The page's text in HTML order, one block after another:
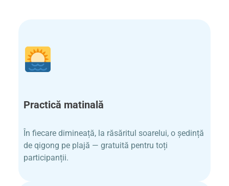
Practică matinală​
În fiecare dimineață, la răsăritul soarelui, o ședință
de qigong pe plajă — gratuită pentru toți
participanții.